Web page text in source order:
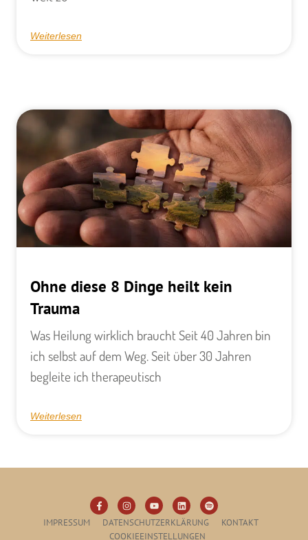
Weiterlesen
Ohne diese 8 Dinge heilt kein
Trauma
Was Heilung wirklich braucht Seit 40 Jahren bin
ich selbst auf dem Weg. Seit über 30 Jahren
begleite ich therapeutisch
Weiterlesen
IMPRESSUM DATENSCHUTZERKLÄRUNG
KONTAKT
COOKIEEINSTELLUNGEN